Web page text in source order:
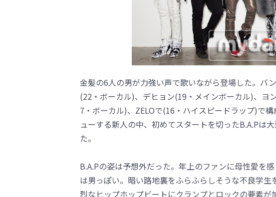
金髪の6人の男が力強い声で歌いながら登場した。バ
(22・ボーカル)、デヒョン(19・メインボーカル)、ヨ
7・ボーカル)、ZELOで(16・ハイスピードラップ)で
ューする新人の中、初めてスタートを切ったB.A.Pは
た。
B.A.Pの姿は予想外だった。年上のファンに母性愛を
は男っぽい。暗い路地裏をふらふらしそうな不良学生
烈なヒップホップビートにクランプとロックの要素